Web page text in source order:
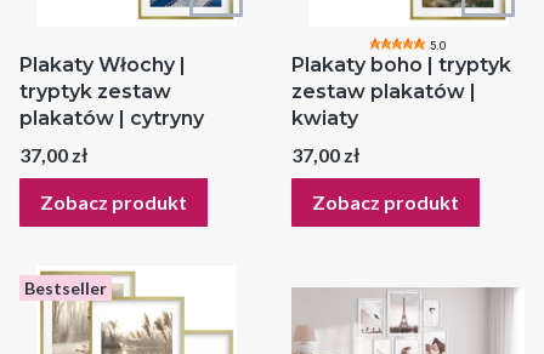
Plakaty Włochy |
tryptyk zestaw
plakatów | cytryny
Cena
37,00 zł
Zobacz produkt
5.0
Plakaty boho | tryptyk
zestaw plakatów |
kwiaty
Cena
37,00 zł
Zobacz produkt
Bestseller